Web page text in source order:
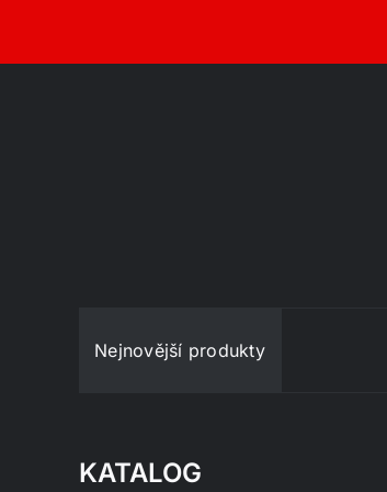
Nejnovější produkty
KATALOG